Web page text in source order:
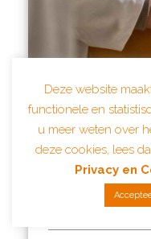
Oude Noord
op één na
14 maart 2024
Deze website
functionele en
u meer weten over
deze cookies, lees
Privacy en